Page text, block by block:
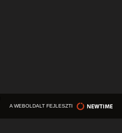
A WEBOLDALT FEJLESZTI